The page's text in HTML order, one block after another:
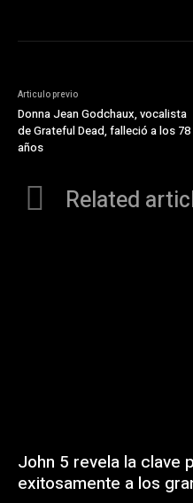
Articulo previo
Donna Jean Godchaux, vocalista
de Grateful Dead, falleció a los 78
años
Related
John 5 revela la clave
exitosamente a los